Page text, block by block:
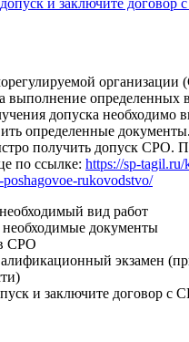
и заключите договор
выполнение определенных
допуска необходимо
определенные
получить допуск СРО.
по ссылке: https://sp-
rukovodstvo/
вид работ
необходимые документы
СРО
экзамен
и заключите договор с